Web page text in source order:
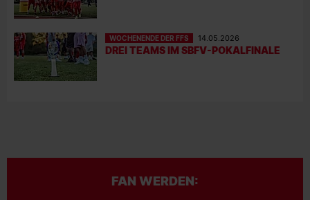
WOCHENENDE DER FFS 14.05.2026
DREI TEAMS IM SBFV-POKALFINALE
FAN WERDEN: